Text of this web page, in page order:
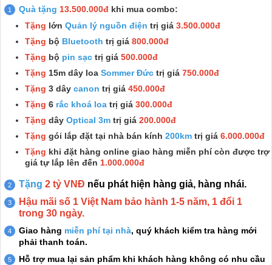
Quà tặng 13.500.000đ khi mua combo:
Tặng lớn Quản lý nguồn điện trị giá 3.500.000đ
Tặng bộ Bluetooth trị giá 800.000đ
Tặng bộ pin sạc trị giá 500.000đ
Tặng 15m dây loa Sommer Đức trị giá 750.000đ
Tặng 3 dây canon trị giá 450.000đ
Tặng 6 rắc khoá loa trị giá 300.000đ
Tặng dây Optical 3m trị giá 200.000đ
Tặng gói lắp đặt tại nhà bán kính 200km trị giá 6.000.000đ
Tặng khi đặt hàng online giao hàng miễn phí còn được trợ
giá tự lắp lên đến 1.000.000đ
Tặng 2 tỷ VNĐ nếu phát hiện hàng giả, hàng nhái.
Hậu mãi số 1 Việt Nam bảo hành 1-5 năm, 1 đổi 1
trong 30 ngày.
Giao hàng miễn phí tại nhà, quý khách kiểm tra hàng mới
phải thanh toán.
Hỗ trợ mua lại sản phẩm khi khách hàng không có nhu cầu